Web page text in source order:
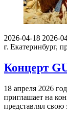
2026-04-18 2026-
г. Екатеринбург,
Концерт
18 апреля 2026
приглашает на
представлял